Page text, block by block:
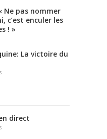
Ne pas nommer
c’est enculer les
! »
La victoire du
direct